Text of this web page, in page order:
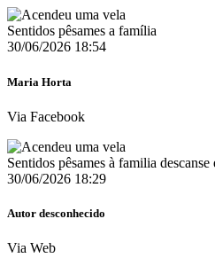
Sentidos pêsames a família
30/06/2026 18:54
Maria Horta
Via Facebook
Sentidos pêsames à familia
30/06/2026 18:29
Autor desconhecido
Via Web